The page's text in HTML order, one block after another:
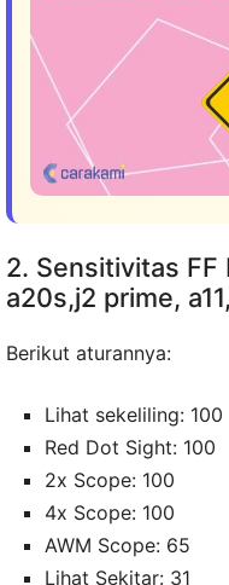
2. Sensitivitas FF
a20s,j2 prime,
Berikut aturannya:
Lihat sekeliling: 100
Red Dot Sight: 100
2x Scope: 100
4x Scope: 100
AWM Scope: 65
Lihat Sekitar: 31